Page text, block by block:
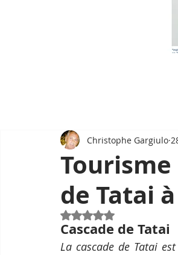
Tourisme
de Tatai
Christophe Gargiulo
Noté NaN étoiles sur 5.
Cascade de Tatai
La cascade de Tatai